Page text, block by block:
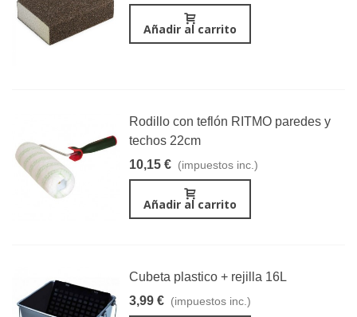
Añadir al carrito
Rodillo con teflón RITMO paredes y
techos 22cm
10,15 € (impuestos inc.)
Añadir al carrito
Cubeta plastico + rejilla 16L
3,99 € (impuestos inc.)